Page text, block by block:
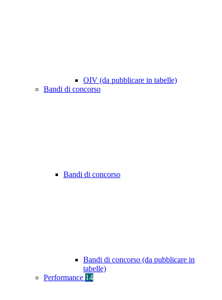
OIV (da pubblicare in tabelle)
Bandi di concorso
Bandi di concorso
Bandi di concorso (da pubblicare in
tabelle)
Performance 14